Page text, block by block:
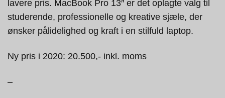
lavere pris. MacBook Pro 13″ er det oplagte valg til
studerende, professionelle og kreative sjæle, der
ønsker pålidelighed og kraft i en stilfuld laptop.
Ny pris i 2020: 20.500,- inkl. moms
–